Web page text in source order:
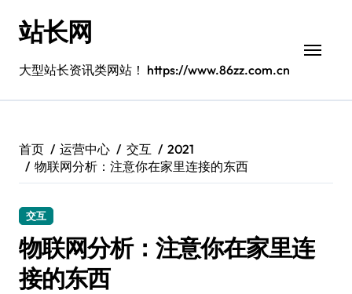
站长网
大型站长资讯类网站！ https://www.86zz.com.cn
首页 运营中心 交互
2021
物联网分析：注意你在家里连接的东西
交互
物联网分析：注意你在家里连
接的东西